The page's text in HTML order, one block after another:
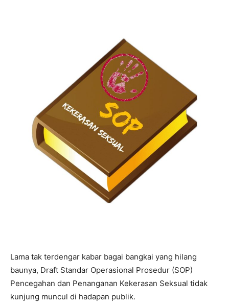
Lama tak terdengar kabar bagai bangkai yang hilang
baunya, Draft Standar Operasional Prosedur (SOP)
Pencegahan dan Penanganan Kekerasan Seksual tidak
kunjung muncul di hadapan publik.